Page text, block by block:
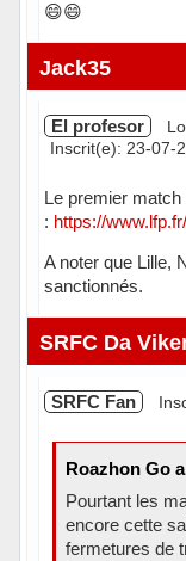
😄😄
Jack35
El profesor
Inscrit(e): 23-07-
Le premier
: https://
A noter que Lille,
sanctionnés.
Hors ligne
SRFC Da
SRFC Fan
Roazhon Go
Pourtant les
encore cette
fermetures de